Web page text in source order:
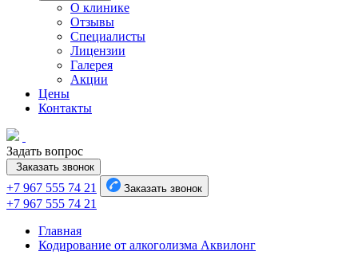
О клинике
Отзывы
Специалисты
Лицензии
Галерея
Акции
Цены
Контакты
Задать вопрос
Заказать звонок
+7 967 555 74 21 Заказать звонок
+7 967 555 74 21
Главная
Кодирование от алкоголизма Аквилонг